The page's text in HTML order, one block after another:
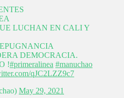
LUCHAN EN CALI Y
DEMOCRACIA.
!#primeralinea #manuchao
qJC2LZZ9c7
May 29, 2021